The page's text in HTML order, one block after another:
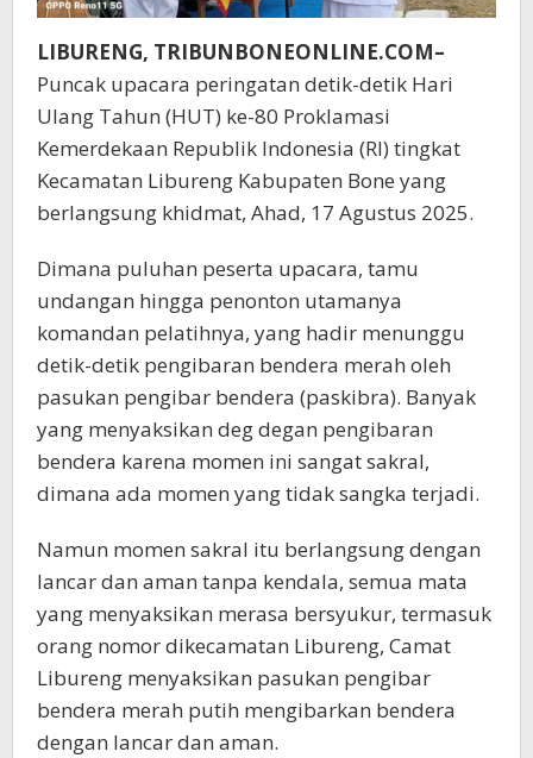
LIBURENG, TRIBUNBONEONLINE.COM–
Puncak upacara peringatan detik-detik Hari
Ulang Tahun (HUT) ke-80 Proklamasi
Kemerdekaan Republik Indonesia (RI) tingkat
Kecamatan Libureng Kabupaten Bone yang
berlangsung khidmat, Ahad, 17 Agustus 2025.
Dimana puluhan peserta upacara, tamu
undangan hingga penonton utamanya
komandan pelatihnya, yang hadir menunggu
detik-detik pengibaran bendera merah oleh
pasukan pengibar bendera (paskibra). Banyak
yang menyaksikan deg degan pengibaran
bendera karena momen ini sangat sakral,
dimana ada momen yang tidak sangka terjadi.
Namun momen sakral itu berlangsung dengan
lancar dan aman tanpa kendala, semua mata
yang menyaksikan merasa bersyukur, termasuk
orang nomor dikecamatan Libureng, Camat
Libureng menyaksikan pasukan pengibar
bendera merah putih mengibarkan bendera
dengan lancar dan aman.